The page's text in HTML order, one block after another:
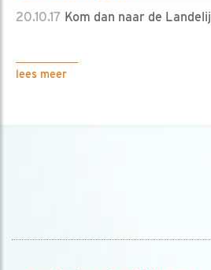
20.10.17 Kom dan naar de
lees meer